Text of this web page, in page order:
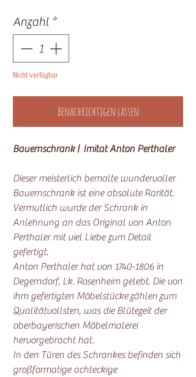
Anzahl *
Nicht verfügbar
Benachrichtigen lassen
Bauernschrank | Imitat Anton Perthaler
Dieser meisterlich bemalte wundervoller
Bauernschrank ist eine absolute Rarität.
Vermutlich wurde der Schrank in
Anlehnung an das Original von Anton
Perthaler mit viel Liebe zum Detail
gefertigt.
Anton Perthaler hat von 1740-1806 in
Degerndorf, Lk. Rosenheim gelebt. Die von
ihm gefertigten Möbelstücke zählen zum
Qualitätvollsten, was die Blütezeit der
oberbayerischen Möbelmalerei
hervorgebracht hat.
In den Türen des Schrankes befinden sich
großformatige achteckige